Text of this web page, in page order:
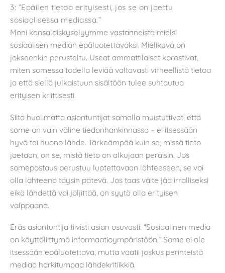
3: ”Epäilen tietoa erityisesti, jos se on jaettu
sosiaalisessa mediassa.”
Moni kansalaiskyselyymme vastanneista mielsi
sosiaalisen median epäluotettavaksi. Mielikuva on
jokseenkin perusteltu. Useat ammattilaiset korostivat,
miten somessa todella leviää valtavasti virheellistä tietoa
ja että siellä julkaistuun sisältöön tulee suhtautua
erityisen kriittisesti.
Siitä huolimatta asiantuntijat samalla muistuttivat, että
some on vain väline tiedonhankinnassa – ei itsessään
hyvä tai huono lähde. Tärkeämpää kuin se, missä tieto
jaetaan, on se, mistä tieto on alkujaan peräisin. Jos
somepostaus perustuu luotettavaan lähteeseen, se voi
olla lähteenä täysin pätevä. Jos taas väite jää irralliseksi
eikä lähdettä voi jäljittää, on syytä olla erityisen
valppaana.
Eräs asiantuntija tiivisti asian osuvasti: “Sosiaalinen media
on käyttöliittymä informaatioympäristöön.” Some ei ole
itsessään epäluotettava, mutta vaatii joskus perinteistä
mediaa harkitumpaa lähdekritiikkiä.